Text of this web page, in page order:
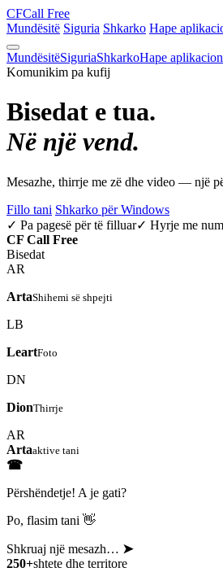
CFCall Free
Mundësitë Siguria Shkarko Hape
MundësitëSiguriaShkarkoHape
Komunikim pa kufij
Bisedat e tua.
Në një vend.
Mesazhe, thirrje me zë dhe video — një
Fillo tani Shkarko për Windows
✓ Pa pagesë për të filluar✓ Hyrje me
CF Call Free
Bisedat
AR
ArtaShihemi së shpejti
LB
LeartFoto
DN
DionThirrje
AR
Artaaktive tani
☎
Përshëndetje! A je gati?
Po, flasim tani 👋
Shkruaj një mesazh… ➤
250+shtete dhe territore